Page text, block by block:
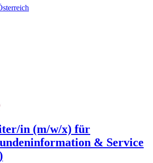
in (m/w/x) für
& Service